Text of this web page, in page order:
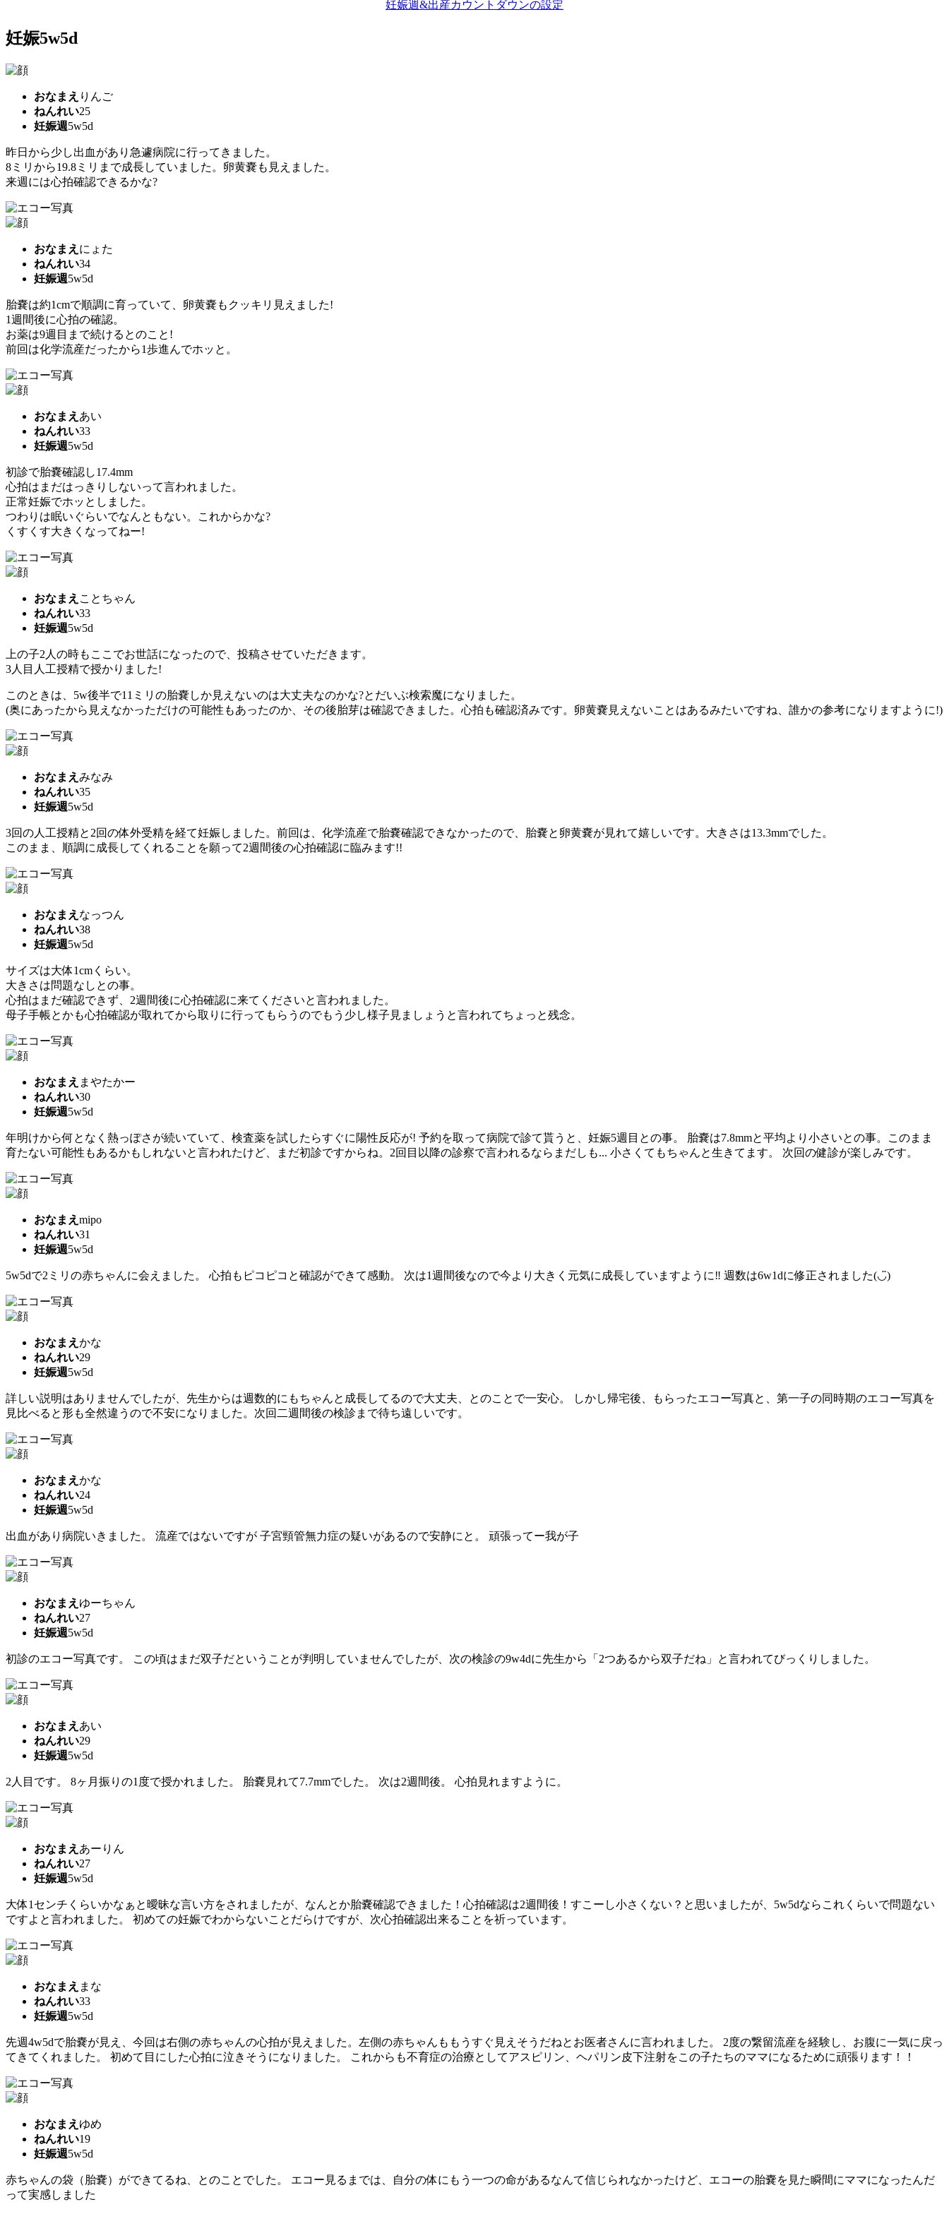
妊娠週&出産カウントダウンの設定
妊娠5w5d
おなまえ りんご
ねんれい25
妊娠週5w5d
昨日から少し出血があり急遽病院に行ってきました。
8ミリから19.8ミリまで成長していました。卵黄嚢も見えました。
来週には心拍確認できるかな?
おなまえ にょた
ねんれい34
妊娠週5w5d
胎嚢は約1cmで順調に育っていて、卵黄嚢もクッキリ見えました!
1週間後に心拍の確認。
お薬は9週目まで続けるとのこと!
前回は化学流産だったから1歩進んでホッと。
おなまえ あい
ねんれい33
妊娠週5w5d
初診で胎嚢確認し17.4mm
心拍はまだはっきりしないって言われました。
正常妊娠でホッとしました。
つわりは眠いぐらいでなんともない。これからかな?
くすくす大きくなってねー!
おなまえ ことちゃん
ねんれい33
妊娠週5w5d
上の子2人の時もここでお世話になったので、投稿させていただきます。
3人目人工授精で授かりました!
このときは、5w後半で11ミリの胎嚢しか見えないのは大丈夫なのかな?とだいぶ検索魔になりました。
(奥にあったから見えなかっただけの可能性もあったのか、その後胎芽は確認できました。心拍も確認済みです。卵黄嚢見えないことはあるみたいですね、誰かの参考になりますように!)
おなまえ みなみ
ねんれい35
妊娠週5w5d
3回の人工授精と2回の体外受精を経て妊娠しました。前回は、化学流産で胎嚢確認できなかったので、胎嚢と卵黄嚢が見れて嬉しいです。大きさは13.3mmでした。
このまま、順調に成長してくれることを願って2週間後の心拍確認に臨みます!!
おなまえ なっつん
ねんれい38
妊娠週5w5d
サイズは大体1cmくらい。
大きさは問題なしとの事。
心拍はまだ確認できず、2週間後に心拍確認に来てくださいと言われました。
母子手帳とかも心拍確認が取れてから取りに行ってもらうのでもう少し様子見ましょうと言われてちょっと残念。
おなまえ まやたかー
ねんれい30
妊娠週5w5d
年明けから何となく熱っぽさが続いていて、検査薬を試したらすぐに陽性反応が! 予約を取って病院で診て貰うと、妊娠5週目との事。 胎嚢は7.8mmと平均より小さいとの事。このまま
育たない可能性もあるかもしれないと言われたけど、まだ初診ですからね。2回目以降の診察で言われるならまだしも... 小さくてもちゃんと生きてます。 次回の健診が楽しみです。
おなまえ mipo
ねんれい31
妊娠週5w5d
5w5dで2ミリの赤ちゃんに会えました。 心拍もピコピコと確認ができて感動。 次は1週間後なので今より大きく元気に成長していますように‼︎ 週数は6w1dに修正されました(◡̈)
おなまえ かな
ねんれい29
妊娠週5w5d
詳しい説明はありませんでしたが、先生からは週数的にもちゃんと成長してるので大丈夫、とのことで一安心。 しかし帰宅後、もらったエコー写真と、第一子の同時期のエコー写真を
見比べると形も全然違うので不安になりました。次回二週間後の検診まで待ち遠しいです。
おなまえ かな
ねんれい24
妊娠週5w5d
出血があり病院いきました。 流産ではないですが 子宮頸管無力症の疑いがあるので安静にと。 頑張ってー我が子
おなまえ ゆーちゃん
ねんれい27
妊娠週5w5d
初診のエコー写真です。 この頃はまだ双子だということが判明していませんでしたが、次の検診の9w4dに先生から「2つあるから双子だね」と言われてびっくりしました。
おなまえ あい
ねんれい29
妊娠週5w5d
2人目です。 8ヶ月振りの1度で授かれました。 胎嚢見れて7.7mmでした。 次は2週間後。 心拍見れますように。
おなまえ あーりん
ねんれい27
妊娠週5w5d
大体1センチくらいかなぁと曖昧な言い方をされましたが、なんとか胎嚢確認できました！心拍確認は2週間後！すこーし小さくない？と思いましたが、5w5dならこれくらいで問題ない
ですよと言われました。 初めての妊娠でわからないことだらけですが、次心拍確認出来ることを祈っています。
おなまえ まな
ねんれい33
妊娠週5w5d
先週4w5dで胎嚢が見え、今回は右側の赤ちゃんの心拍が見えました。左側の赤ちゃんももうすぐ見えそうだねとお医者さんに言われました。 2度の繋留流産を経験し、お腹に一気に戻っ
てきてくれました。 初めて目にした心拍に泣きそうになりました。 これからも不育症の治療としてアスピリン、ヘパリン皮下注射をこの子たちのママになるために頑張ります！！
おなまえ ゆめ
ねんれい19
妊娠週5w5d
赤ちゃんの袋（胎嚢）ができてるね、とのことでした。 エコー見るまでは、自分の体にもう一つの命があるなんて信じられなかったけど、エコーの胎嚢を見た瞬間にママになったんだ
って実感しました